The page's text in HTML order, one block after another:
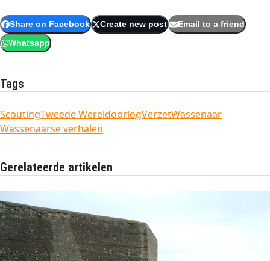
Share on Facebook Create new post Email to a friend
Whatsapp
Tags
ScoutingTweede WereldoorlogVerzetWassenaar
Wassenaarse verhalen
Gerelateerde artikelen